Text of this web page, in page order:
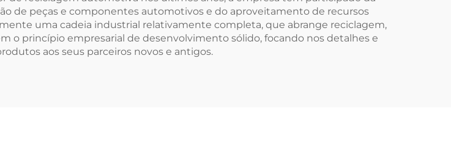
de peças e componentes automotivos e do aproveitamento de recursos
uma cadeia industrial relativamente completa, que abrange reciclagem,
o princípio empresarial de desenvolvimento sólido, focando nos detalhes e
aos seus parceiros novos e antigos.